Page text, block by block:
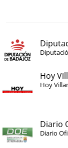
Hoy
Hoy
Diario
Diario